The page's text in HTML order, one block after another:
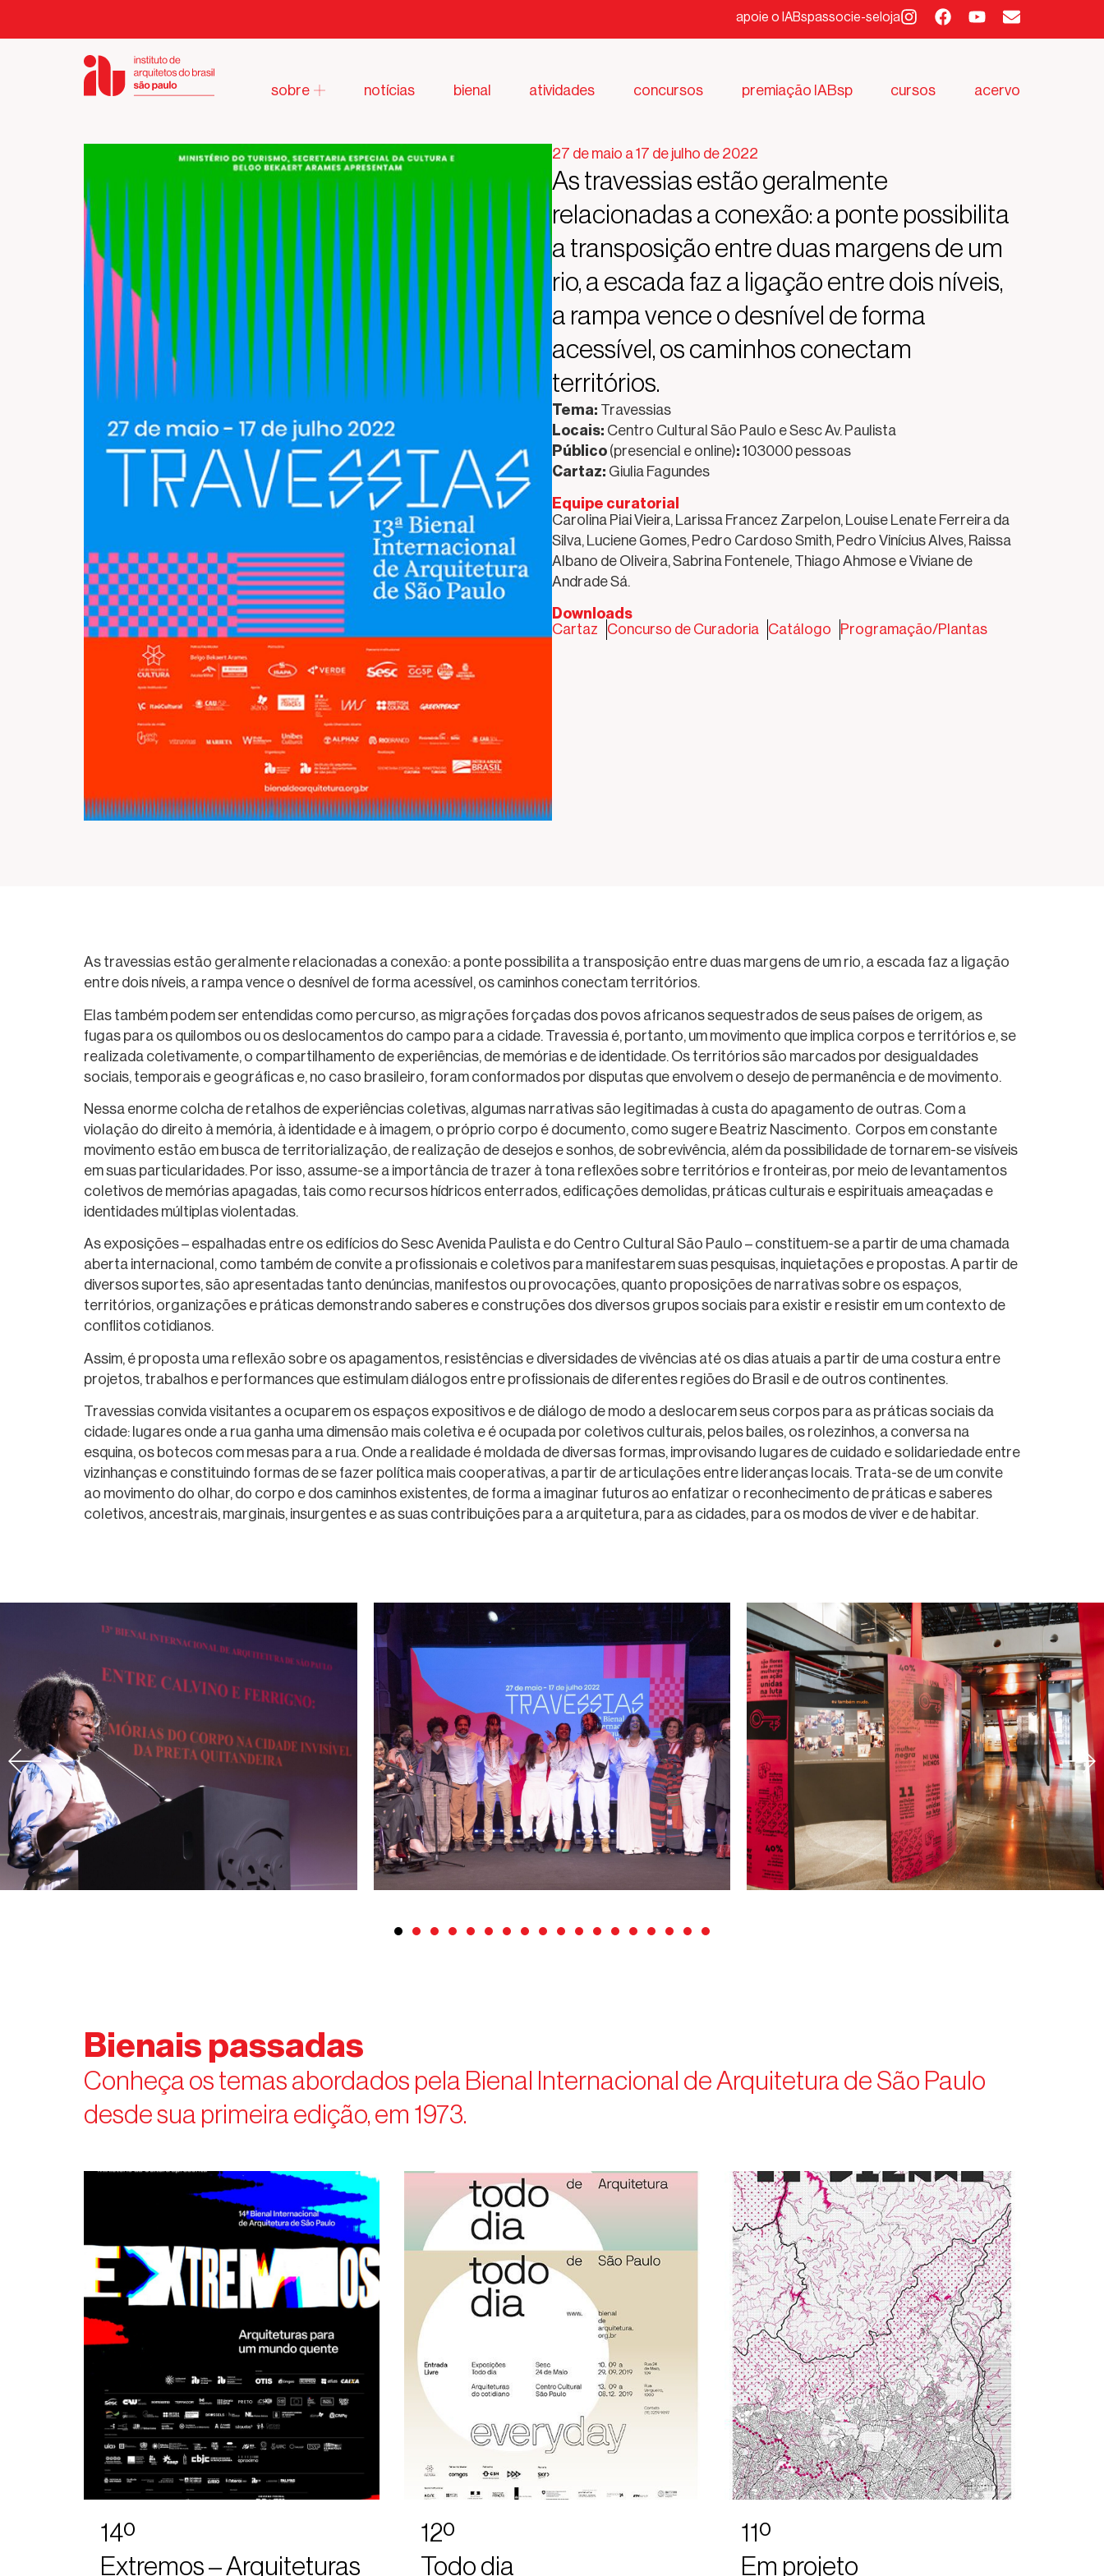
apoie o IABspassocie-seloja
sobre notícias bienal atividades concursos premiação IABsp cursos acervo
27 de maio a 17 de julho de 2022
As travessias estão geralmente
relacionadas a conexão: a ponte possibilita
a transposição entre duas margens de um
rio, a escada faz a ligação entre dois níveis,
a rampa vence o desnível de forma
acessível, os caminhos conectam
territórios.
Tema: Travessias
Locais: Centro Cultural São Paulo e Sesc Av. Paulista
Público (presencial e online): 103000 pessoas
Cartaz: Giulia Fagundes
Equipe curatorial
Carolina Piai Vieira, Larissa Francez Zarpelon, Louise Lenate Ferreira da
Silva, Luciene Gomes, Pedro Cardoso Smith, Pedro Vinícius Alves, Raissa
Albano de Oliveira, Sabrina Fontenele, Thiago Ahmose e Viviane de
Andrade Sá.
Downloads
Cartaz Concurso de Curadoria Catálogo Programação/Plantas
As travessias estão geralmente relacionadas a conexão: a ponte possibilita a transposição entre duas margens de um rio, a escada faz a ligação
entre dois níveis, a rampa vence o desnível de forma acessível, os caminhos conectam territórios.
Elas também podem ser entendidas como percurso, as migrações forçadas dos povos africanos sequestrados de seus países de origem, as
fugas para os quilombos ou os deslocamentos do campo para a cidade. Travessia é, portanto, um movimento que implica corpos e territórios e, se
realizada coletivamente, o compartilhamento de experiências, de memórias e de identidade. Os territórios são marcados por desigualdades
sociais, temporais e geográficas e, no caso brasileiro, foram conformados por disputas que envolvem o desejo de permanência e de movimento.
Nessa enorme colcha de retalhos de experiências coletivas, algumas narrativas são legitimadas à custa do apagamento de outras. Com a
violação do direito à memória, à identidade e à imagem, o próprio corpo é documento, como sugere Beatriz Nascimento. Corpos em constante
movimento estão em busca de territorialização, de realização de desejos e sonhos, de sobrevivência, além da possibilidade de tornarem-se visíveis
em suas particularidades. Por isso, assume-se a importância de trazer à tona reflexões sobre territórios e fronteiras, por meio de levantamentos
coletivos de memórias apagadas, tais como recursos hídricos enterrados, edificações demolidas, práticas culturais e espirituais ameaçadas e
identidades múltiplas violentadas.
As exposições – espalhadas entre os edifícios do Sesc Avenida Paulista e do Centro Cultural São Paulo – constituem-se a partir de uma chamada
aberta internacional, como também de convite a profissionais e coletivos para manifestarem suas pesquisas, inquietações e propostas. A partir de
diversos suportes, são apresentadas tanto denúncias, manifestos ou provocações, quanto proposições de narrativas sobre os espaços,
territórios, organizações e práticas demonstrando saberes e construções dos diversos grupos sociais para existir e resistir em um contexto de
conflitos cotidianos.
Assim, é proposta uma reflexão sobre os apagamentos, resistências e diversidades de vivências até os dias atuais a partir de uma costura entre
projetos, trabalhos e performances que estimulam diálogos entre profissionais de diferentes regiões do Brasil e de outros continentes.
Travessias convida visitantes a ocuparem os espaços expositivos e de diálogo de modo a deslocarem seus corpos para as práticas sociais da
cidade: lugares onde a rua ganha uma dimensão mais coletiva e é ocupada por coletivos culturais, pelos bailes, os rolezinhos, a conversa na
esquina, os botecos com mesas para a rua. Onde a realidade é moldada de diversas formas, improvisando lugares de cuidado e solidariedade entre
vizinhanças e constituindo formas de se fazer política mais cooperativas, a partir de articulações entre lideranças locais. Trata-se de um convite
ao movimento do olhar, do corpo e dos caminhos existentes, de forma a imaginar futuros ao enfatizar o reconhecimento de práticas e saberes
coletivos, ancestrais, marginais, insurgentes e as suas contribuições para a arquitetura, para as cidades, para os modos de viver e de habitar.
Bienais passadas
Conheça os temas abordados pela Bienal Internacional de Arquitetura de São Paulo
desde sua primeira edição, em 1973.
14º
Extremos – Arquiteturas
12º
Todo dia
11º
Em projeto